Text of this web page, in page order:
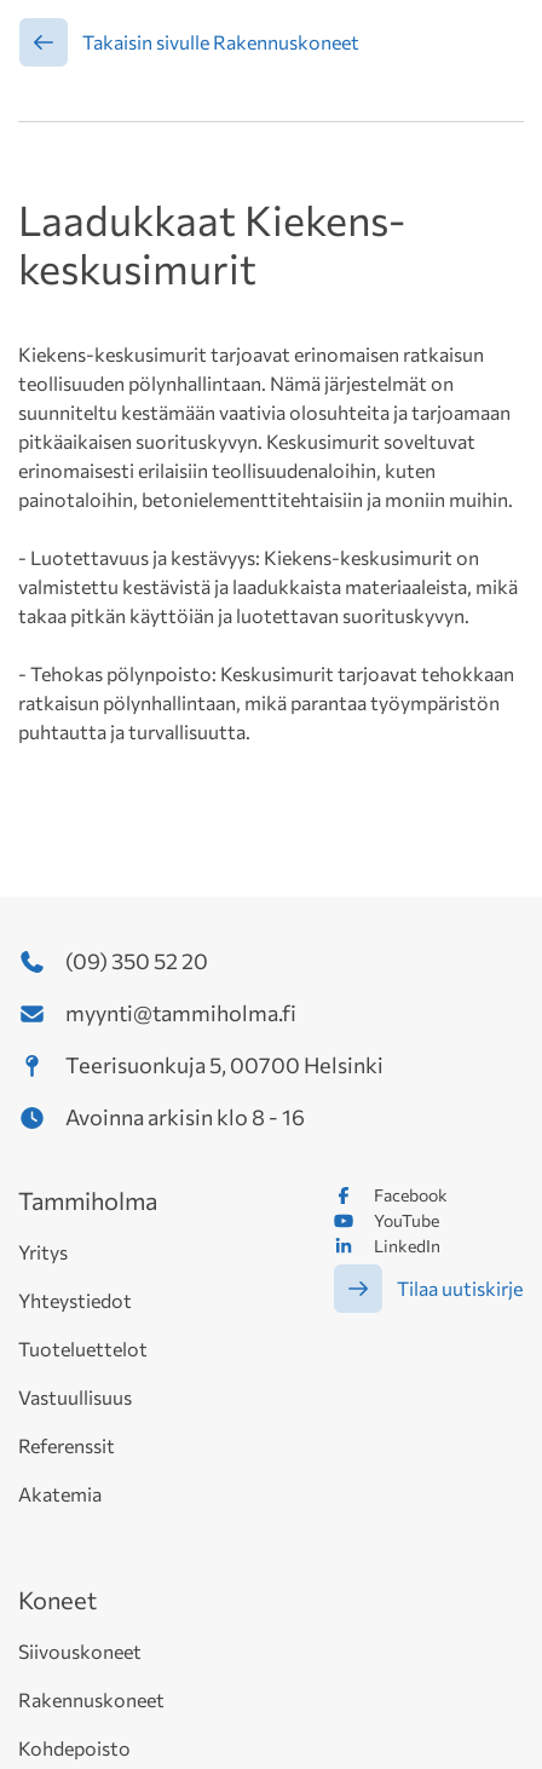
Takaisin sivulle Rakennuskoneet
Laadukkaat Kiekens-
keskusimurit
Kiekens-keskusimurit tarjoavat erinomaisen ratkaisun
teollisuuden pölynhallintaan. Nämä järjestelmät on
suunniteltu kestämään vaativia olosuhteita ja tarjoamaan
pitkäaikaisen suorituskyvyn. Keskusimurit soveltuvat
erinomaisesti erilaisiin teollisuudenaloihin, kuten
painotaloihin, betonielementtitehtaisiin ja moniin muihin.
- Luotettavuus ja kestävyys: Kiekens-keskusimurit on
valmistettu kestävistä ja laadukkaista materiaaleista, mikä
takaa pitkän käyttöiän ja luotettavan suorituskyvyn.
- Tehokas pölynpoisto: Keskusimurit tarjoavat tehokkaan
ratkaisun pölynhallintaan, mikä parantaa työympäristön
puhtautta ja turvallisuutta.
(09) 350 52 20
myynti@tammiholma.fi
Teerisuonkuja 5, 00700 Helsinki
Avoinna arkisin klo 8 - 16
Facebook
YouTube
LinkedIn
Tilaa uutiskirje
Tammiholma
Yritys
Yhteystiedot
Tuoteluettelot
Vastuullisuus
Referenssit
Akatemia
Koneet
Siivouskoneet
Rakennuskoneet
Kohdepoisto